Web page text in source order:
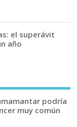
el superávit
año
podría
muy común